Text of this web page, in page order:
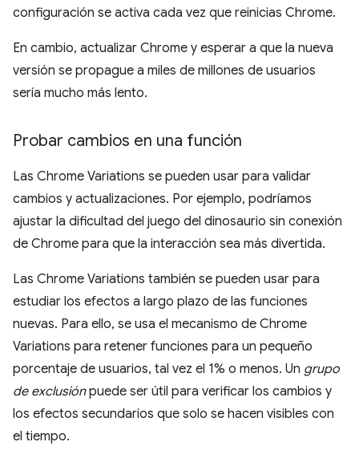
configuración se activa cada vez que reinicias Chrome.
En cambio, actualizar Chrome y esperar a que la nueva
versión se propague a miles de millones de usuarios
sería mucho más lento.
Probar cambios en una función
Las Chrome Variations se pueden usar para validar
cambios y actualizaciones. Por ejemplo, podríamos
ajustar la dificultad del juego del dinosaurio sin conexión
de Chrome para que la interacción sea más divertida.
Las Chrome Variations también se pueden usar para
estudiar los efectos a largo plazo de las funciones
nuevas. Para ello, se usa el mecanismo de Chrome
Variations para retener funciones para un pequeño
porcentaje de usuarios, tal vez el 1% o menos. Un grupo
de exclusiónpuede ser útil para verificar los cambios y
los efectos secundarios que solo se hacen visibles con
el tiempo.